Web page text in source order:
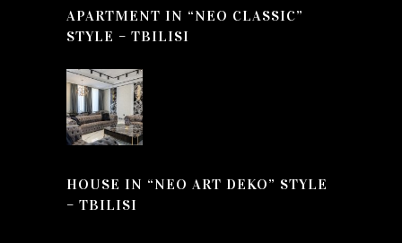
APARTMENT IN “NEO CLASSIC”
STYLE – TBILISI
HOUSE IN “NEO ART DEKO” STYLE
– TBILISI